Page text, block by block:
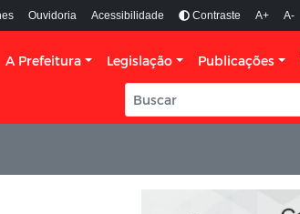
Ouvidoria Acessibilidade Contraste A+ A-
A Prefeitura Legislação Publicações